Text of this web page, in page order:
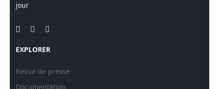
jour
EXPLORER
Revue de presse
Documentation